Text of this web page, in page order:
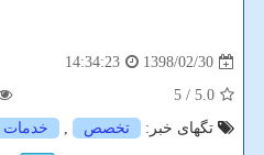
1398/02/30
14:34:23
5.0
/ 5
تگهای خبر:
تخصص , خدمات